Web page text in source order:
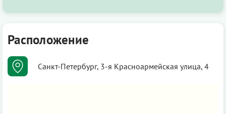
Расположение
Санкт-Петербург, 3-я Красноармейская улица, 4